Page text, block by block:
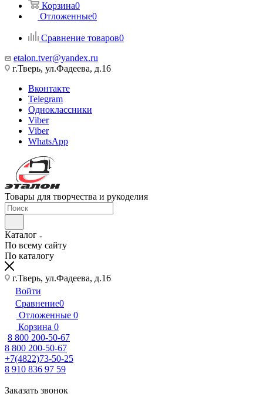
Корзина0
Отложенные0
Сравнение товаров0
etalon.tver@yandex.ru
г.Тверь, ул.Фадеева, д.16
Вконтакте
Telegram
Одноклассники
Viber
Viber
WhatsApp
Товары для творчества и рукоделия
Каталог
По всему сайту
По каталогу
г.Тверь, ул.Фадеева, д.16
Войти
Сравнение0
Отложенные 0
Корзина 0
8 800 200-50-67
8 800 200-50-67
+7(4822)73-50-25
8 910 836 97 59
Заказать звонок